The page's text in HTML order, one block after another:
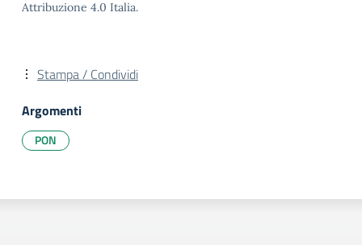
Attribuzione 4.0 Italia.
Stampa / Condividi
Argomenti
PON